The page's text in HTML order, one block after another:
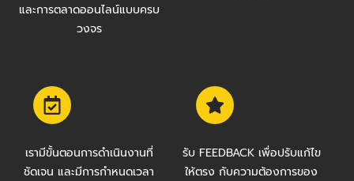
และการตลาดออนไลน์แบบครบ
วงจร
เรามีขั้นตอนการดำเนินงานที่
ชัดเจน และมีการกำหนดเวลา
รับ FEEDBACK เพื่อปรับแก้ไข
ให้ตรง กับความต้องการของ